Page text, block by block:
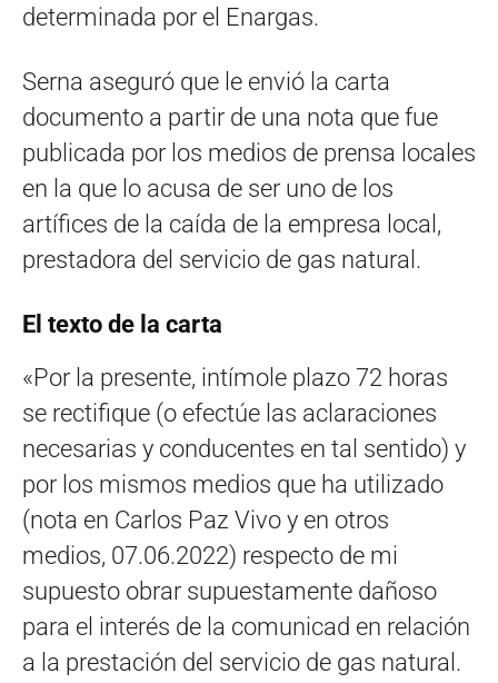
determinada por el Enargas.
Serna aseguró que le envió la carta
documento a partir de una nota que fue
publicada por los medios de prensa locales
en la que lo acusa de ser uno de los
artífices de la caída de la empresa local,
prestadora del servicio de gas natural.
El texto de la carta
«Por la presente, intímole plazo 72 horas
se rectifique (o efectúe las aclaraciones
necesarias y conducentes en tal sentido) y
por los mismos medios que ha utilizado
(nota en Carlos Paz Vivo y en otros
medios, 07.06.2022) respecto de mi
supuesto obrar supuestamente dañoso
para el interés de la comunicad en relación
a la prestación del servicio de gas natural.